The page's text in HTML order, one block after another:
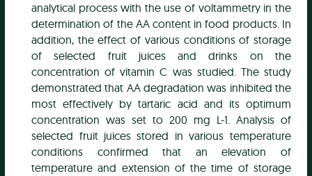
analytical process with the use of voltammetry in the
determination of the AA content in food products. In
addition, the effect of various conditions of storage
of selected fruit juices and drinks on the
concentration of vitamin C was studied. The study
demonstrated that AA degradation was inhibited the
most effectively by tartaric acid and its optimum
concentration was set to 200 mg L-1. Analysis of
selected fruit juices stored in various temperature
conditions confirmed that an elevation of
temperature and extension of the time of storage